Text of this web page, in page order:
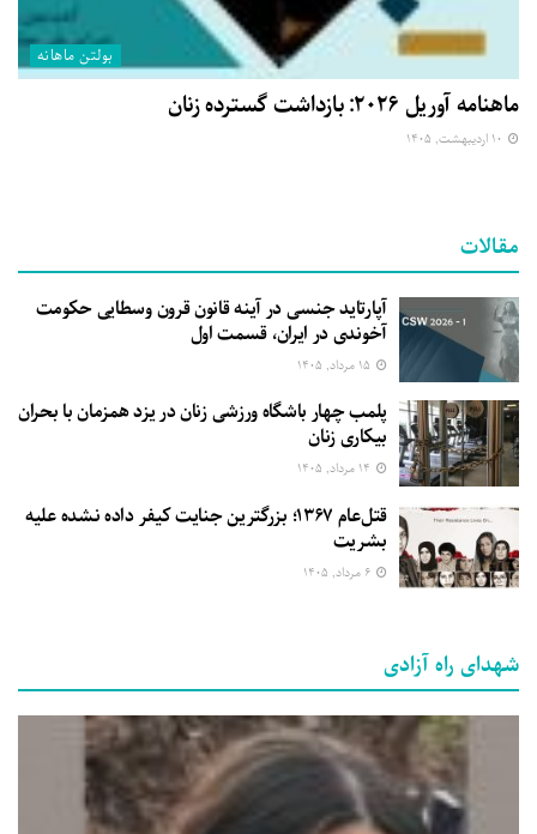
بولتن ماهانه
ماهنامه آوریل ۲۰۲۶: بازداشت گسترده زنان
مقالات
آپارتاید جنسی در آینه قانون قرون وسطایی حکومت
آخوندی در ایران، قسمت اول
پلمب چهار باشگاه ورزشی زنان در یزد همزمان با بحران
بیکاری زنان
قتل‌عام ۱۳۶۷؛ بزرگترین جنایت کیفر داده نشده علیه
بشریت
شهدای راه آزادی